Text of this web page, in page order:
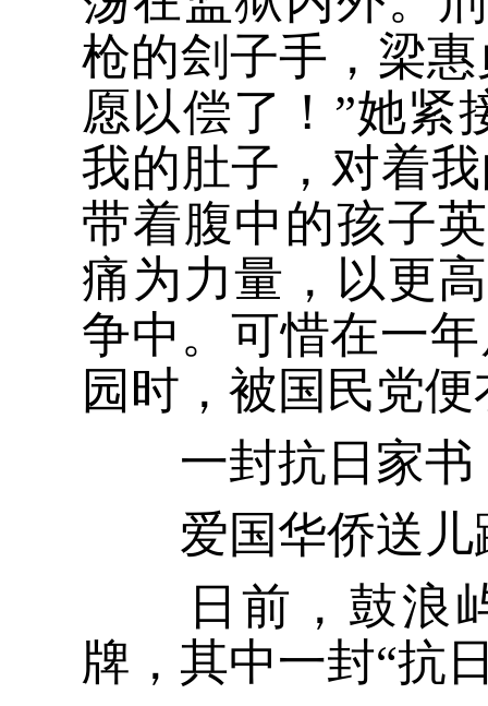
枪的刽子手，梁
愿以偿了！”她紧
我的肚子，对着
带着腹中的孩子
痛为力量，以更
争中。可惜在一
园时，被国民党
一封抗日家书
爱国华侨送儿
日前，鼓浪屿
牌，其中一封“抗